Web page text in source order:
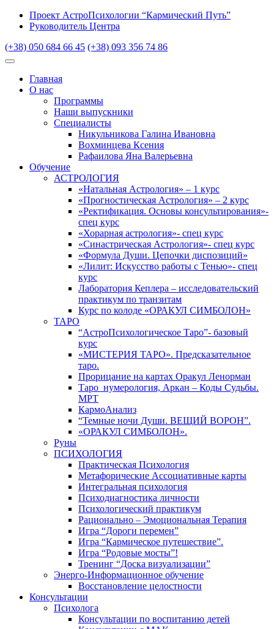
Проект АстроПсихологии “Кармический Путь”
Руководитель Центра
(+38) 050 684 66 45 (+38) 093 356 74 86
Главная
О нас
Программы
Наши выпускники
Специалисты
Никульникова Галина Ивановна
Вохминцева Ксения
Рафаилова Яна Валерьевна
Обучение
АСТРОЛОГИЯ
«Натальная Астрология» – 1 курс
«Прогностическая Астрология» – 2 курс
«Ректификация. Основы консультирования»-
спец курс
«Хорарная астрология»- спец курс
«Синастрическая Астрология»- спец курс
«Формула Души. Цепочки диспозиций»
«Лилит: Искусство работы с Тенью»- спец
курс
Лаборатория Кеплера – исследовательский
практикум по транзитам
Курс по колоде «ОРАКУЛ СИМБОЛОН»
ТАРО
“АстроПсихологическое Таро”- базовый
курс
«МИСТЕРИЯ ТАРО». Предсказательное
таро.
Прорицание на картах Оракул Ленорман
Таро_нумерология, Аркан – Коды Судьбы.
МРТ
КармоАнализ
“Темные ночи Души. ВЕЩИЙ ВОРОН”.
«ОРАКУЛ СИМБОЛОН».
Руны
ПСИХОЛОГИЯ
Практическая Психология
Метафорические Ассоциативные карты
Интегральная психология
Психодиагностика личности
Психологический практикум
Рационально – Эмоциональная Терапия
Игра “Дороги перемен”
Игра “Кармическое путешествие”.
Игра “Родовые мосты”!
Тренинг “Доска визуализации”
Энерго-Информационное обучение
Восстановление целостности
Консультации
Психолога
Консультации по воспитанию детей